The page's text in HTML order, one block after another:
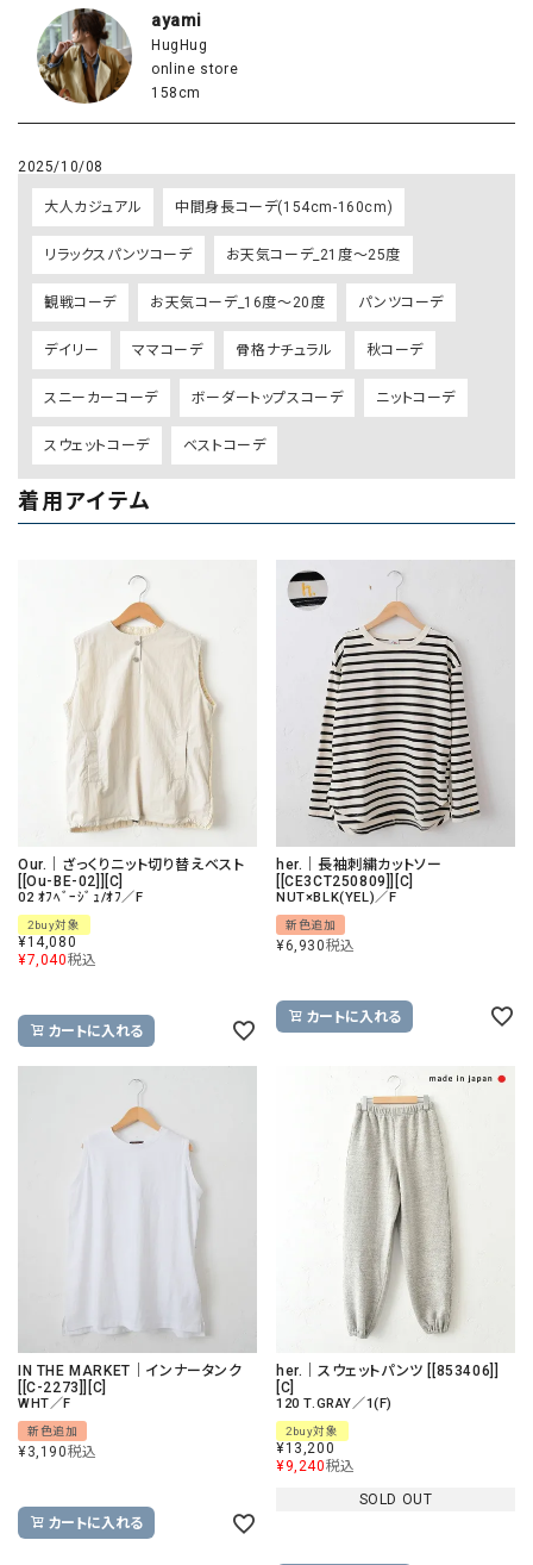
ayami
HugHug
online store
158cm
2025/10/08
大人カジュアル 中間身長コーデ(154cm-160cm)
リラックスパンツコーデ お天気コーデ_21度～25度
観戦コーデ お天気コーデ_16度～20度 パンツコーデ
デイリー ママコーデ 骨格ナチュラル 秋コーデ
スニーカーコーデ ボーダートップスコーデ ニットコーデ
スウェットコーデ ベストコーデ
着用アイテム
Our.｜ざっくりニット切り替えベスト
[[Ou-BE-02]][C]
02 ｵﾌﾍﾞｰｼﾞｭ/ｵﾌ／F
2buy対象
¥14,080
¥7,040税込
カートに入れる
her.｜長袖刺繍カットソー
[[CE3CT250809]][C]
NUT×BLK(YEL)／F
新色追加
¥6,930税込
カートに入れる
IN THE MARKET｜インナータンク
[[C-2273]][C]
WHT／F
新色追加
¥3,190税込
カートに入れる
her.｜スウェットパンツ [[853406]]
[C]
120 T.GRAY／1(F)
2buy対象
¥13,200
¥9,240税込
SOLD OUT